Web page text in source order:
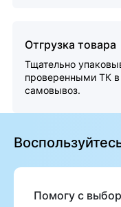
Отгрузка товара
Тщательно
проверенными ТК
самовывоз.
Помогу с